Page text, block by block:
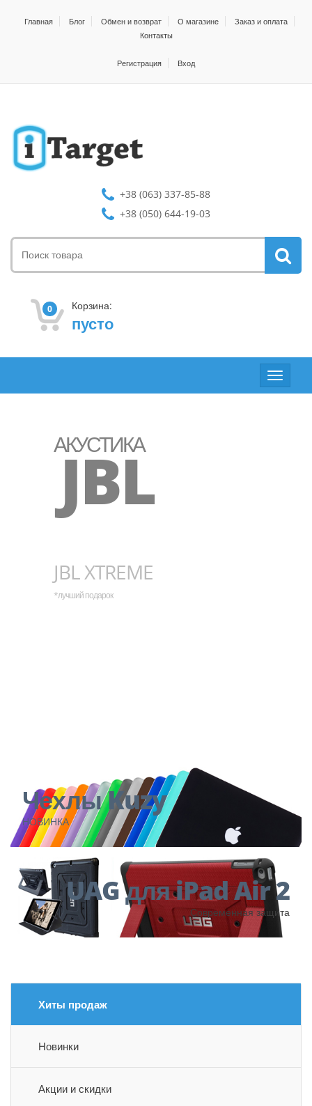
Главная Блог Обмен и возврат О магазине
Заказ и оплата
Контакты
Регистрация Вход
+38 (063) 337-85-88
+38 (050) 644-19-03
0 Корзина:
пусто
Toggle
АКУСТИКА
JBL
JBL XTREME
*лучший подарок
Чехлы Kuzy
НОВИНКА
UAG для iPad Air 2
Современная защита
Хиты продаж
Новинки
Акции и скидки